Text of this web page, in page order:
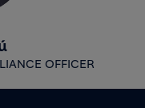
OFFICER